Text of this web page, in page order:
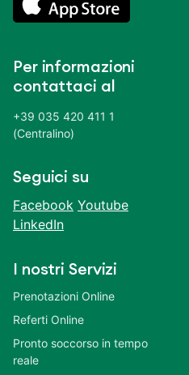
Per informazioni
contattaci al
+39 035 420 411 1
(Centralino)
Seguici su
Facebook Youtube
LinkedIn
I nostri Servizi
Prenotazioni Online
Referti Online
Pronto soccorso in tempo
reale